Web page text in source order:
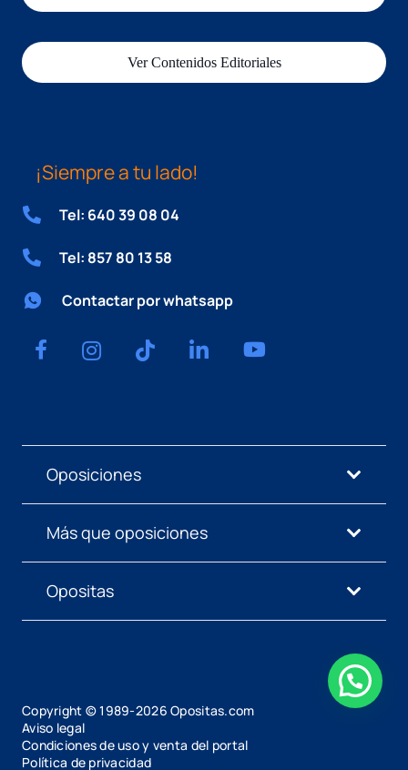
Ver Contenidos Editoriales
¡Siempre a tu lado!
Tel: 640 39 08 04
Tel: 857 80 13 58
Contactar por whatsapp
Oposiciones
Más que oposiciones
Opositas
Copyright © 1989-2026 Opositas.com
Aviso legal
Condiciones de uso y venta del portal
Política de privacidad